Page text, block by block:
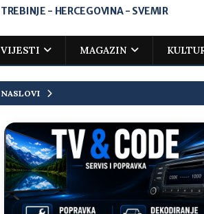
TREBINJE - HERCEGOVINA - SVEMIR
VIJESTI MAGAZIN
NASLOVI
[ 20. jul 2026. ] Zlato za Vuka
matematičkoj olimpijadi VIJESTI
Da li i obraz ima
[ 16. jul 2026. ] Mile će da ti